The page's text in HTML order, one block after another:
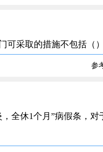
采取的措施不包括（）
参
全休1个月”病假条，对